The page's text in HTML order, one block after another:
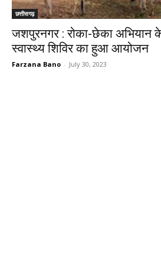
छत्तीसगढ़
जशपुरनगर : रोका-छेका अभियान
स्वास्थ्य शिविर का हुआ आयोजन
Farzana Bano - July 30, 2023